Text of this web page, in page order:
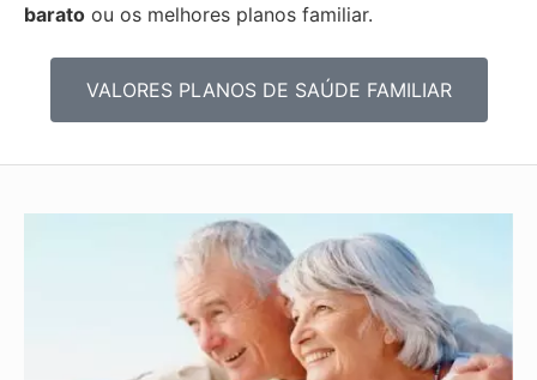
barato ou os melhores planos familiar.
VALORES PLANOS DE SAÚDE FAMILIAR